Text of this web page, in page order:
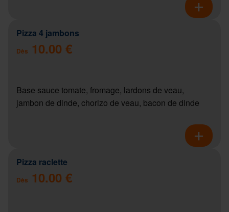
Pizza 4 jambons
Dès 10.00 €
Base sauce tomate, fromage, lardons de veau,
jambon de dinde, chorizo de veau, bacon de dinde
Pizza raclette
Dès 10.00 €